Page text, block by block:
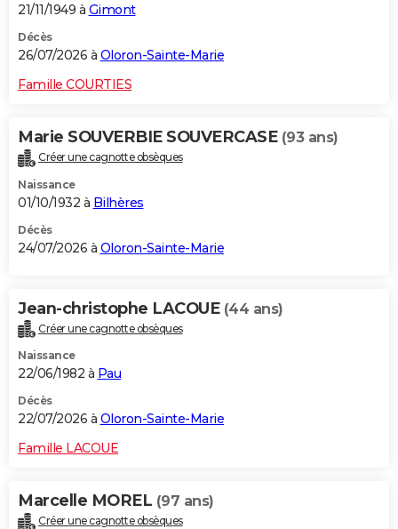
21/11/1949 à Gimont
Décès
26/07/2026 à Oloron-Sainte-Marie
Famille COURTIES
Marie SOUVERBIE SOUVERCASE (93 ans)
Créer une cagnotte obsèques
Naissance
01/10/1932 à Bilhères
Décès
24/07/2026 à Oloron-Sainte-Marie
Jean-christophe LACOUE (44 ans)
Créer une cagnotte obsèques
Naissance
22/06/1982 à Pau
Décès
22/07/2026 à Oloron-Sainte-Marie
Famille LACOUE
Marcelle MOREL (97 ans)
Créer une cagnotte obsèques